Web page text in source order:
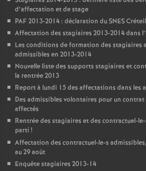
d’affectation et de stage
PAF2013-2014 : déclaration duSNES
Affectation des stagiaires 2013-2014 dans
Les conditions de formation des stagiaires
admissibles en 2013-2014
Nouvelle liste des supports stagiaires et
la rentrée 2013
Report à lundi 15 des affectations dans les
Des admissibles volontaires pour un
affectés
Rentrée des stagiaires et des contractuel-
parti !
Affectation des contractuel-le-s
au 29 août
Enquête stagiaires 2013-14